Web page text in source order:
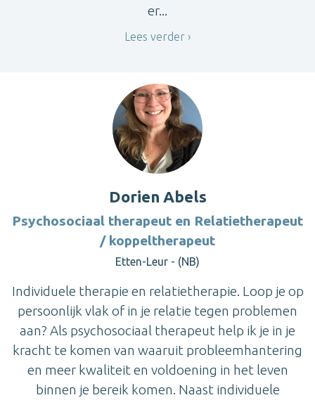
er...
Lees verder
Dorien Abels
Psychosociaal therapeut en Relatietherapeut
/ koppeltherapeut
Etten-Leur - (NB)
Individuele therapie en relatietherapie. Loop je op
persoonlijk vlak of in je relatie tegen problemen
aan? Als psychosociaal therapeut help ik je in je
kracht te komen van waaruit probleemhantering
en meer kwaliteit en voldoening in het leven
binnen je bereik komen. Naast individuele